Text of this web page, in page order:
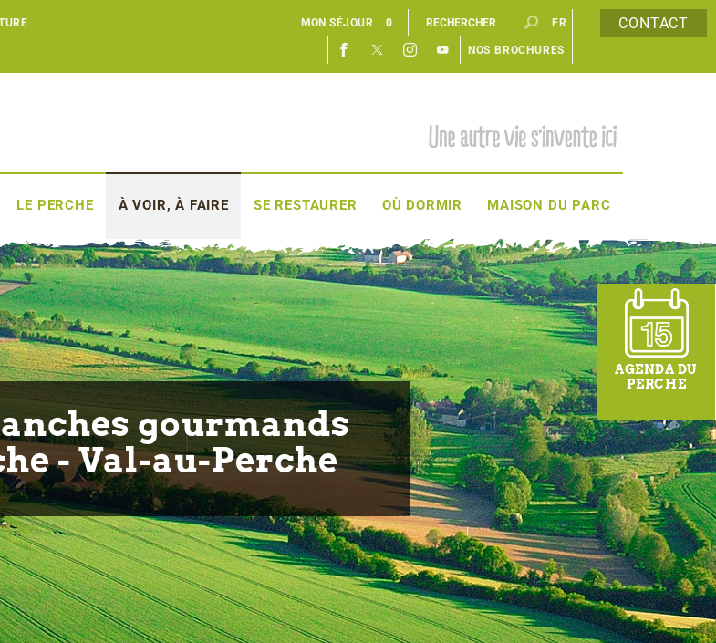
CONTACT
EN
FR
MON SÉJOUR 0
NOS BROCHURES
LE PERCHE À VOIR, À FAIRE SE RESTAURER OÙ DORMIR MAISON DU PARC
gourmands
- Val-au-Perche
AGENDA DU
PERCHE